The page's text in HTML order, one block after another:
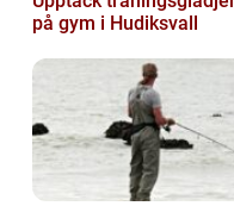
på gym i Hudiksvall